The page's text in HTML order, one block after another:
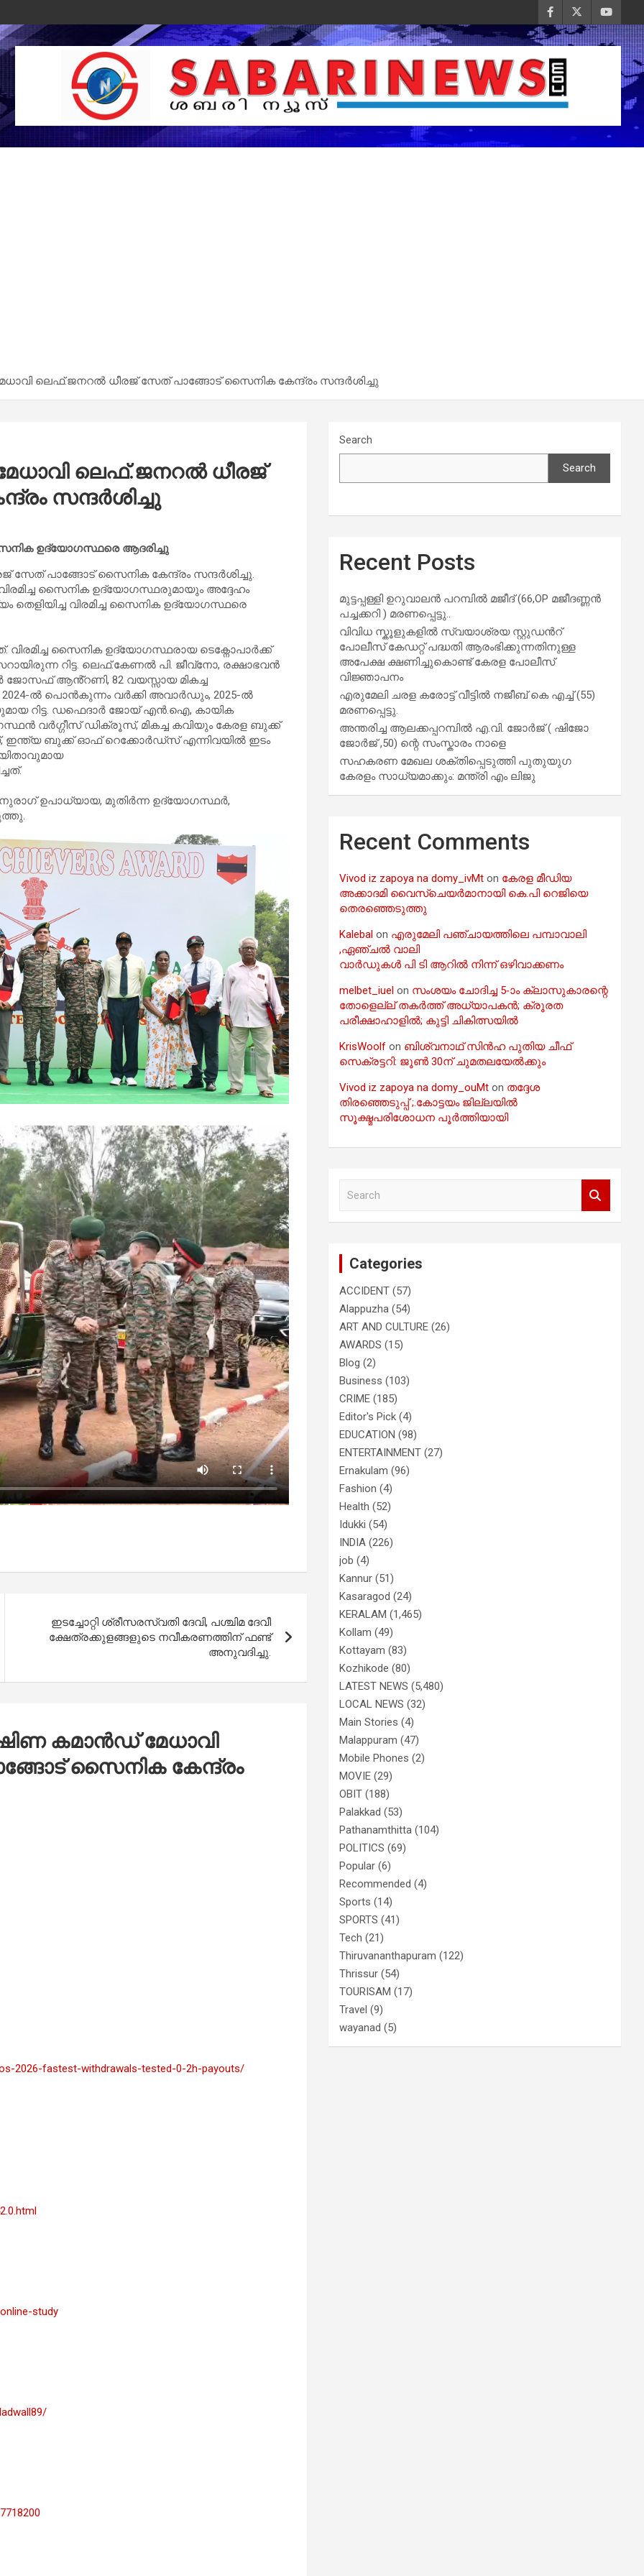
ലെഫ്.ജനറൽ ധീരജ് സേത് പാങ്ങോട് സൈനിക കേന്ദ്രം സന്ദർശിച്ചു
ലെഫ്.ജനറൽ ധീരജ്
സന്ദർശിച്ചു
സൈനിക ഉദ്യോഗസ്ഥരെ ആദരിച്ചു
സേത് പാങ്ങോട് സൈനിക കേന്ദ്രം സന്ദർശിച്ചു.
സൈനിക ഉദ്യോഗസ്ഥരുമായും അദ്ദേഹം
തെളിയിച്ച വിരമിച്ച സൈനിക ഉദ്യോഗസ്ഥരെ
സൈനിക ഉദ്യോഗസ്ഥരായ ടെക്നോപാർക്ക്
റിട്ട. ലെഫ്.കേണൽ പി. ജീവ്നോ, രക്ഷാഭവൻ
ജോസഫ് ആൻ്റണി, 82 വയസ്സായ മികച്ച
ൽ പൊൻകുന്നം വർക്കി അവാർഡും, 2025-ൽ
റിട്ട. ഡഫെദാർ ജോയ് എൻ.ഐ, കായിക
വർഗ്ഗീസ് ഡിക്രൂസ്, മികച്ച കവിയും കേരള ബുക്ക്
ബുക്ക് ഓഫ് റെക്കോർഡ്സ് എന്നിവയിൽ ഇടം
ഉപാധ്യായ, മുതിർന്ന ഉദ്യോഗസ്ഥർ,
ഇടച്ചോറ്റി ശ്രീസരസ്വതി ദേവി, പശ്ചിമ ദേവീ
ക്ഷേത്രക്കുളങ്ങളുടെ നവീകരണത്തിന് ഫണ്ട്
അനുവദിച്ചു.
കമാൻഡ് മേധാവി
സൈനിക കേന്ദ്രം
2026-fastest-withdrawals-tested-0-2h-payouts/
study
Search
Search
Recent Posts
മുട്ടപ്പള്ളി ഉറുവാലൻ പറമ്പിൽ മജീദ് (66,OP മജീദണ്ണൻ
പച്ചക്കറി ) മരണപ്പെട്ടു..
വിവിധ സ്കൂളുകളില്‍ സ്വയാശ്രയ സ്റ്റുഡന്‍റ്
പോലീസ് കേഡറ്റ് പദ്ധതി ആരംഭിക്കുന്നതിനുള്ള
അപേക്ഷ ക്ഷണിച്ചുകൊണ്ട് കേരള പോലീസ്
വിജ്ഞാപനം
എരുമേലി ചരള കരോട്ട് വീട്ടിൽ നജീബ് കെ എച്ച് (55)
മരണപ്പെട്ടു.
അന്തരിച്ച ആ​ല​ക്ക​പ്പ​റമ്പിൽ​ എ.​വി. ജോ​ർ​ജ് ( ഷിജോ
ജോർജ് ,50) ന്റെ സംസ്കാരം നാളെ
സഹകരണ മേഖല ശക്തിപ്പെടുത്തി പുതുയുഗ
കേരളം സാധ്യമാക്കും: മന്ത്രി എം ലിജു
Recent Comments
Vivod iz zapoya na domy_ivMt on കേരള മീഡിയ
അക്കാദമി വൈസ്ചെയർമാനായി കെ.പി റെജിയെ
തെരഞ്ഞെടുത്തു
Kalebal on എരുമേലി പഞ്ചായത്തിലെ പമ്പാവാലി
,ഏഞ്ചൽ വാലി
വാർഡുകൾ പി ടി ആറിൽ നിന്ന് ഒഴിവാക്കണം
melbet_iuel on സംശയം ചോദിച്ച 5-ാം ക്ലാസുകാരന്റെ
തോളെല്ല് തകർത്ത് അധ്യാപകൻ; ക്രൂരത
പരീക്ഷാഹാളിൽ; കുട്ടി ചികിത്സയിൽ
KrisWoolf on ബിശ്വനാഥ് സിൻഹ പുതിയ ചീഫ്
സെക്രട്ടറി: ജൂൺ 30ന് ചുമതലയേൽക്കും
Vivod iz zapoya na domy_ouMt on തദ്ദേശ
തിരഞ്ഞെടുപ്പ് ;.കോട്ടയം ജില്ലയിൽ
സൂക്ഷ്മപരിശോധന പൂർത്തിയായി
Categories
ACCIDENT (57)
Alappuzha (54)
ART AND CULTURE (26)
AWARDS (15)
Blog (2)
Business (103)
CRIME (185)
Editor's Pick (4)
EDUCATION (98)
ENTERTAINMENT (27)
Ernakulam (96)
Fashion (4)
Health (52)
Idukki (54)
INDIA (226)
job (4)
Kannur (51)
Kasaragod (24)
KERALAM (1,465)
Kollam (49)
Kottayam (83)
Kozhikode (80)
LATEST NEWS (5,480)
LOCAL NEWS (32)
Main Stories (4)
Malappuram (47)
Mobile Phones (2)
MOVIE (29)
OBIT (188)
Palakkad (53)
Pathanamthitta (104)
POLITICS (69)
Popular (6)
Recommended (4)
Sports (14)
SPORTS (41)
Tech (21)
Thiruvananthapuram (122)
Thrissur (54)
TOURISAM (17)
Travel (9)
wayanad (5)